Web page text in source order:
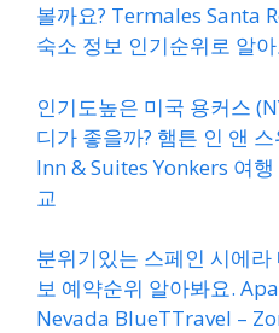
볼까요? Termales Santa
숙소 정보 인기순위로 알
인기도높은 미국 용커스
디가 좋을까? 햄튼 인 앤
Inn & Suites Yonkers 여
교
분위기있는 스페인 시에
보 예약순위 알아봐요.
Nevada BlueTTravel –